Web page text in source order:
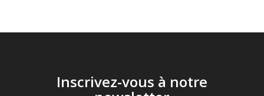
Inscrivez-vous à notre